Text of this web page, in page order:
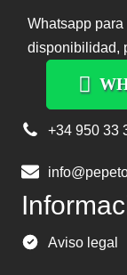
Whatsapp
disponibilidad,
+34 950 33
Aviso legal